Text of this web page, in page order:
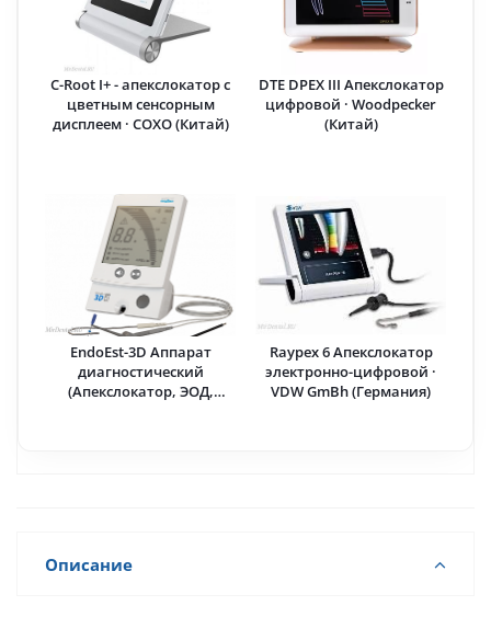
C-Root I+ - апекслокатор с
цветным сенсорным
дисплеем · COXO (Китай)
DTE DPEX III Апекслокатор
цифровой · Woodpecker
(Китай)
EndoEst-3D Аппарат
диагностический
(Апекслокатор, ЭОД,
Raypex 6 Апекслокатор
электронно-цифровой ·
VDW GmBh (Германия)
Описание